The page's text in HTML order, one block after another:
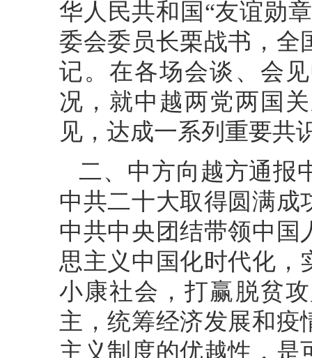
华人民共和国“友谊勋
委会委员长栗战书，全
记。在各场会谈、会
况，就中越两党两国
见，达成一系列重要共
二、中方向越方通报
中共二十大取得圆满成
中共中央团结带领中国
思主义中国化时代化，
小康社会，打赢脱贫
主，统筹经济发展和疫
主义制度的优越性，是